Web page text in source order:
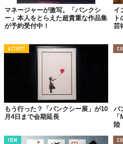
マネージャーが激写。「バンクシ
ー」本人をとらえた超貴重な作品集
が予約受付中！
イ
芸
ACTIVITY
もう行った？「バンクシー展」が10
月4日まで会期延長
バ
陸
ITEM